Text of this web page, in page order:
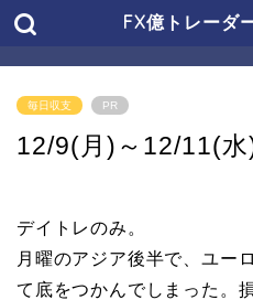
FX億トレーダ
毎日収支 PR
12/9(月)～12/11(
デイトレのみ。
月曜のアジア後半で、ユー
て底をつかんでしまった。